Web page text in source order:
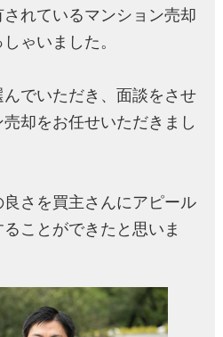
れているマンション売却
ゃいました。
でいただき、面談をさせ
却をお任せいただきまし
さを買主さんにアピール
ことができたと思いま